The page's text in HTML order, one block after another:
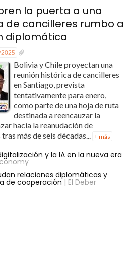
la puerta a una
de cancilleres rumbo a
diplomática
Bolivia y Chile proyectan una
reunión histórica de cancilleres
en Santiago, prevista
tentativamente para enero,
como parte de una hoja de ruta
destinada a reencauzar la
hacia la reanudación de
más de seis décadas... + más
y la IA en la nueva era
relaciones diplomáticas y
de cooperación| El Deber